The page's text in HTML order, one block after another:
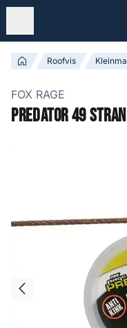
Roofvis
FOX RAGE
Predator 49